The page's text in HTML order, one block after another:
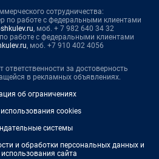
сотрудничества:
по работе с федеральными клиентами
, моб. + 7 982 640 34 32
работе с федеральными клиентами
, моб. +7 910 402 4056
ответственности за достоверность
в рекламных объявлениях.
об ограничениях
cookies
системы
и обработки персональных данных и
сайта